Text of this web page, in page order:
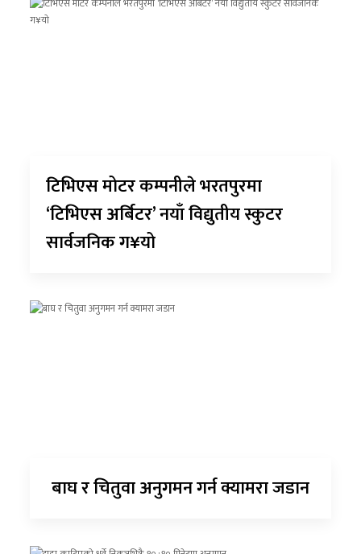
टिभिएस मोटर कम्पनीले भरतपुरमा
‘टिभिएस अर्बिटर’ नयाँ विद्युतीय स्कुटर
सार्वजनिक ग¥यो
बाघ र चितुवा अनुगमन गर्न क्यामरा जडान